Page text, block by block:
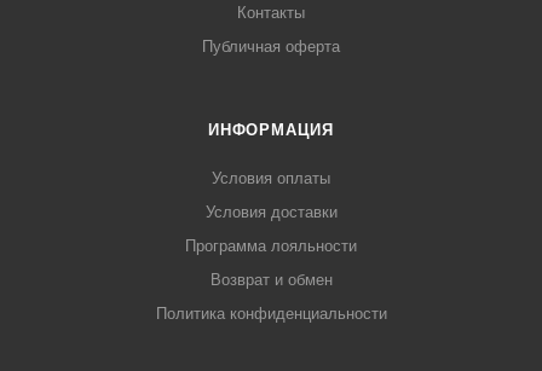
Контакты
Публичная оферта
ИНФОРМАЦИЯ
Условия оплаты
Условия доставки
Программа лояльности
Возврат и обмен
Политика конфиденциальности